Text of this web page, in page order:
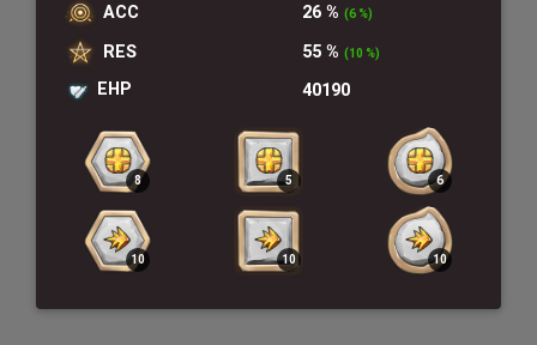
ACC 26 % (6 %)
RES 55 % (10 %)
EHP 40190